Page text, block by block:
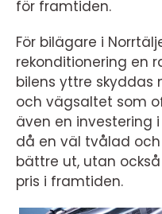
för framtiden.
För bilägare i
rekonditionering en
bilens yttre
och vägsaltet som
även en investering
då en väl tvålad
bättre ut, utan
pris i framtiden.